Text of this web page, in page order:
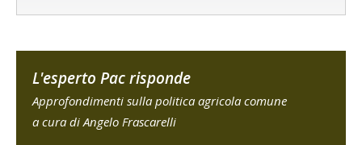
L'esperto Pac risponde
Approfondimenti sulla politica agricola comune
a cura di Angelo Frascarelli